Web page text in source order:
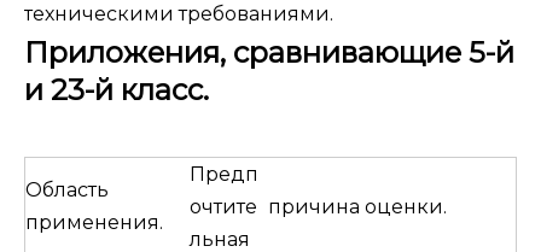
техническими требованиями.
Приложения, сравнивающие 5-й
и 23-й класс.
Область
применения.
Предп
очтите
льная
причина оценки.